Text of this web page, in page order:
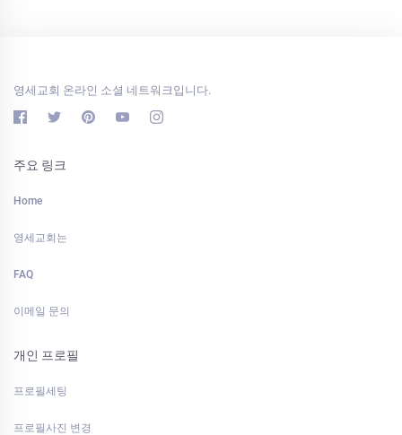
영세교회 온라인 소셜 네트워크입니다.
주요 링크
Home
영세교회는
FAQ
이메일 문의
개인 프로필
프로필세팅
프로필사진 변경